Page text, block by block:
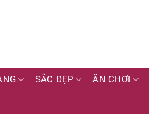
SẮC ĐẸP ĂN CHƠI